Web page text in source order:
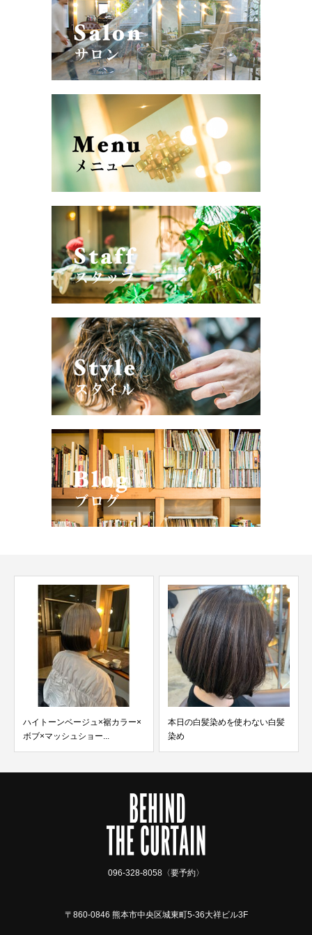
ハイトーンベージュ×裾カラー×
ボブ×マッシュショー...
本日の白髪染めを使わない白髪
染め
096-328-8058〈要予約〉
〒860-0846 熊本市中央区城東町5-36大祥ビル3F